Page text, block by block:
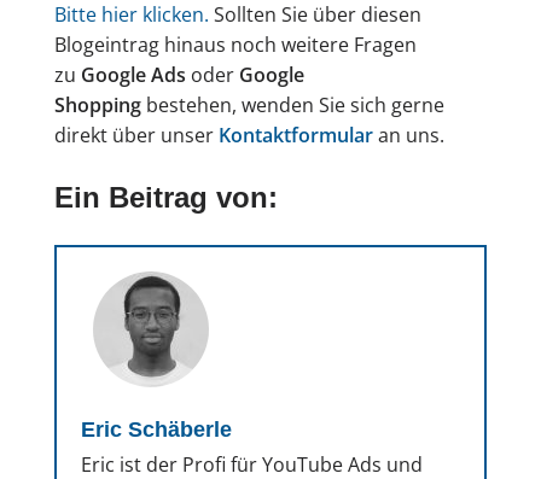
Bitte hier klicken. Sollten Sie über diesen
Blogeintrag hinaus noch weitere Fragen
zu Google Ads oder Google
Shoppingbestehen, wenden Sie sich gerne
direkt über unser Kontaktformularan uns.
Ein Beitrag von:
Eric Schäberle
Eric ist der Profi für YouTube Ads und